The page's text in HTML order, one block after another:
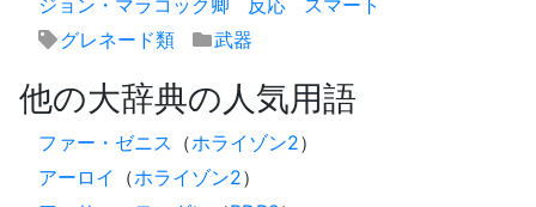
グレネード類
武器
他の大辞典の人気用語
ファー・ゼニス （ホライゾン2）
アーロイ
（ホライゾン2）